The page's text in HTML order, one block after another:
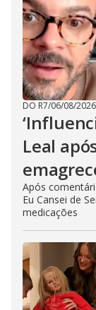
DO R7/06/08/2026
Leal
Após
Eu Cansei de
medicações